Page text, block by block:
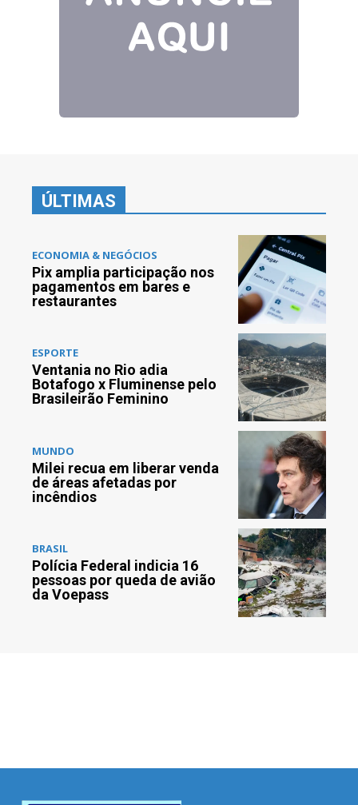
ÚLTIMAS
ECONOMIA & NEGÓCIOS
Pix amplia participação nos
pagamentos em bares e
restaurantes
ESPORTE
Ventania no Rio adia
Botafogo x Fluminense pelo
Brasileirão Feminino
MUNDO
Milei recua em liberar venda
de áreas afetadas por
incêndios
BRASIL
Polícia Federal indicia 16
pessoas por queda de avião
da Voepass